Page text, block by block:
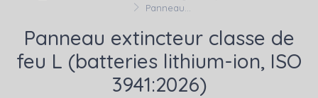
Panneau...
Panneau extincteur classe de
feu L (batteries lithium-ion, ISO
3941:2026)